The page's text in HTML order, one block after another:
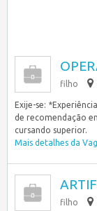
filho
Exije-se:
de recomendação
cursando superior.
Mais detalhes da
filho